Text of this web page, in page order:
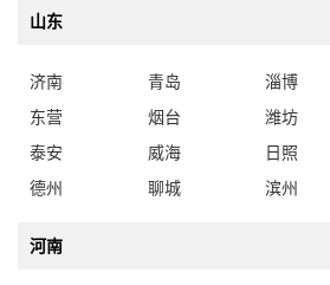
山东
济南 青岛 淄博
东营
烟台 潍坊
泰安
威海 日照
德州
聊城 滨州
河南